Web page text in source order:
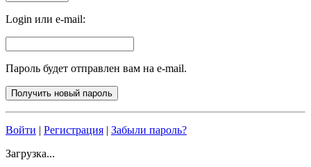
Login или e-mail:
Пароль будет отправлен вам на e-mail.
Войти | Регистрация | Забыли пароль?
Загрузка...